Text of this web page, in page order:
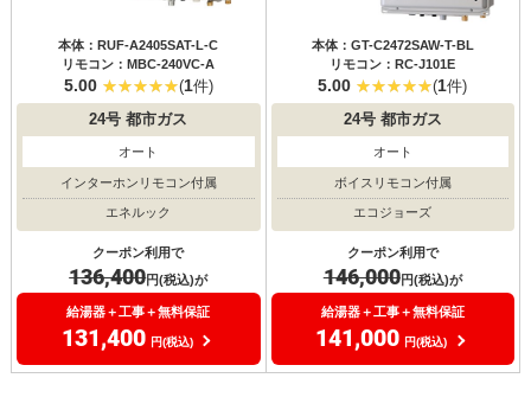
本体：RUF-A2405SAT-L-C
リモコン：MBC-240VC-A
5.00 (1件)
24号 都市ガス
オート
インターホンリモコン付属
エネルック
クーポン利用で
136,400円(税込)が
給湯器＋工事＋無料保証
131,400 円(税込)
本体：GT-C2472SAW-T-BL
リモコン：RC-J101E
5.00 (1件)
24号都市ガス
オート
ボイスリモコン付属
エコジョーズ
クーポン利用で
146,000円(税込)が
給湯器＋工事＋無料保証
141,000 円(税込)